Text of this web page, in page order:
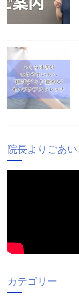
院長よりごあ
カテゴリー